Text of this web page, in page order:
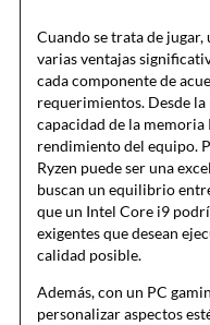
Cuando se trata de
varias ventajas
cada componente de
requerimientos. Desde
capacidad de la
rendimiento del equipo.
Ryzen puede ser una
buscan un equilibrio
que un Intel Core i9
exigentes que desean
calidad posible.
Además, con un PC
personalizar aspectos